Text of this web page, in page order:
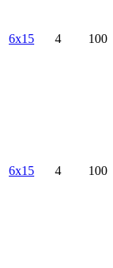
6x15 4 100
6x15 4 100